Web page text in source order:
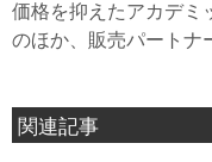
価格を抑えたアカデミ
のほか、販売パートナ
関連記事